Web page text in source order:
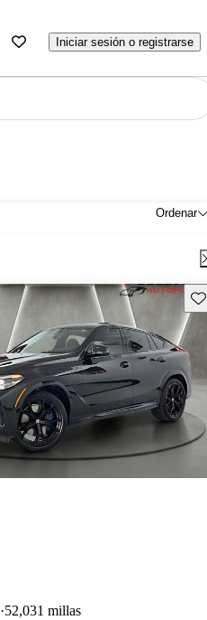
Iniciar sesión o registrarse
Ordenar
52,031 millas